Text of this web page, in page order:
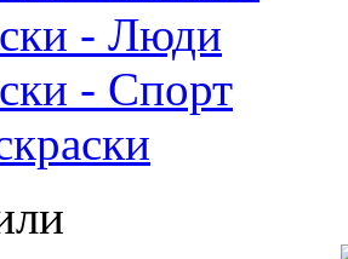
- Люди
- Спорт